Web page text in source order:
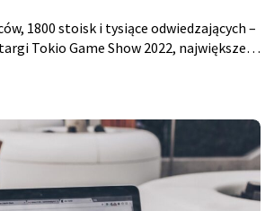
1800 stoisk i tysiące odwiedzających –
Tokio Game Show 2022, największe i
także […]